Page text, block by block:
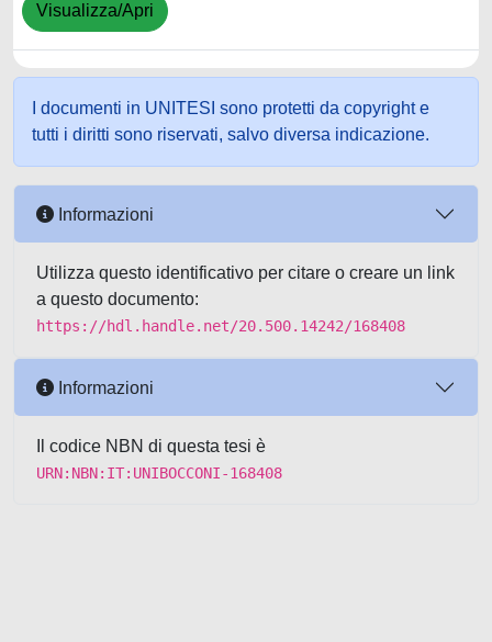
Visualizza/Apri
I documenti in UNITESI sono protetti da copyright e
tutti i diritti sono riservati, salvo diversa indicazione.
Informazioni
Utilizza questo identificativo per citare o creare un link
a questo documento:
https://hdl.handle.net/20.500.14242/168408
Informazioni
Il codice NBN di questa tesi è
URN:NBN:IT:UNIBOCCONI-168408